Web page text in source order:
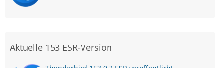
Aktuelle 153 ESR-Version